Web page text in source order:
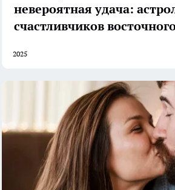
невероятная удача:
счастливчиков
2025